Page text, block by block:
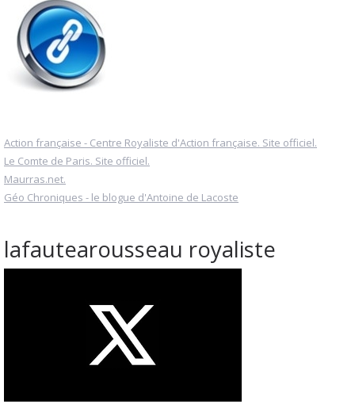
Action française - Centre Royaliste d'Action française. Site officiel.
Le Comte de Paris. Site officiel.
Maurras.net.
Géo Chroniques - le blogue d'Antoine de Lacoste
lafautearousseau royaliste